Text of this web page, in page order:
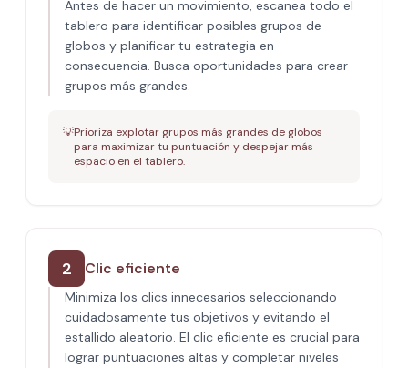
Antes de hacer un movimiento, escanea todo el
tablero para identificar posibles grupos de
globos y planificar tu estrategia en
consecuencia. Busca oportunidades para crear
grupos más grandes.
💡Prioriza explotar grupos más grandes de globos
para maximizar tu puntuación y despejar más
espacio en el tablero.
2 Clic eficiente
Minimiza los clics innecesarios seleccionando
cuidadosamente tus objetivos y evitando el
estallido aleatorio. El clic eficiente es crucial para
lograr puntuaciones altas y completar niveles